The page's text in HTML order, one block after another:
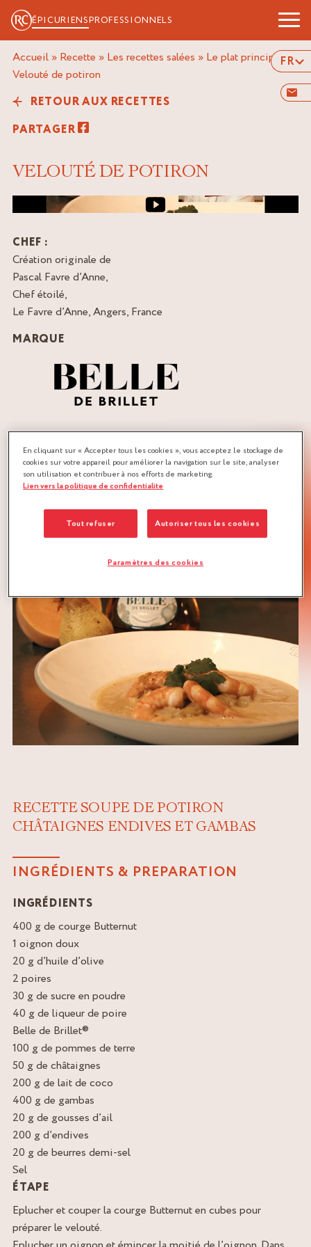
ÉPICURIENSPROFESSIONNELS
FR
Accueil » Recette » Les recettes salées » Le plat principal»
velouté de potiron
RETOUR AUX RECETTES
PARTAGER
VELOUTÉ DE POTIRON
Image de couverture de la vidéo
CHEF :
Création originale de
Pascal Favre d’Anne,
Chef étoilé,
Le Favre d’Anne, Angers, France
MARQUE
Recette pour 4 personnes
TÉLÉCHARGER LA RECETTE
FRUITS À COQUE
GAMBAS
RECETTE SOUPE DE POTIRON
CHÂTAIGNES ENDIVES ET GAMBAS
INGRÉDIENTS & PREPARATION
INGRÉDIENTS
400 g de courge Butternut
1 oignon doux
20 g d’huile d’olive
2 poires
30 g de sucre en poudre
40 g de liqueur de poire
Belle de Brillet®
100 g de pommes de terre
50 g de châtaignes
200 g de lait de coco
400 g de gambas
20 g de gousses d’ail
200 g d’endives
20 g de beurres demi-sel
Sel
ÉTAPE
Eplucher et couper la courge Butternut en cubes pour
préparer le velouté.
En cliquant sur « Accepter tous les cookies », vous acceptez le stockage de
cookies sur votre appareil pour améliorer la navigation sur le site, analyser
son utilisation et contribuer à nos efforts de marketing.
Lien vers la politique de confidentialite
Tout refuser Autoriser tous les cookies
Paramètres des cookies